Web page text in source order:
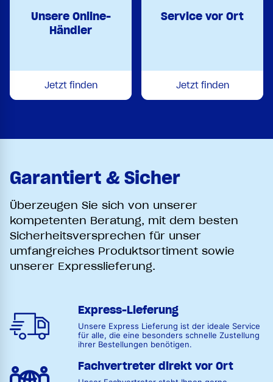
Unsere Online-
Händler
Jetzt finden
Service vor Ort
Jetzt finden
Garantiert & Sicher
Überzeugen Sie sich von unserer
kompetenten Beratung, mit dem besten
Sicherheitsversprechen für unser
umfangreiches Produktsortiment sowie
unserer Expresslieferung.
Express-Lieferung
Unsere Express Lieferung ist der ideale Service
für alle, die eine besonders schnelle Zustellung
ihrer Bestellungen benötigen.
Fachvertreter direkt vor Ort